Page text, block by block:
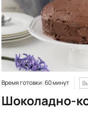
Время готовки: 60 минут
Шоколадно-